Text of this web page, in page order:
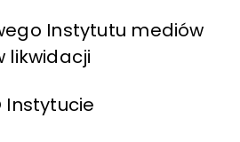
Instytutu mediów
likwidacji
Instytucie